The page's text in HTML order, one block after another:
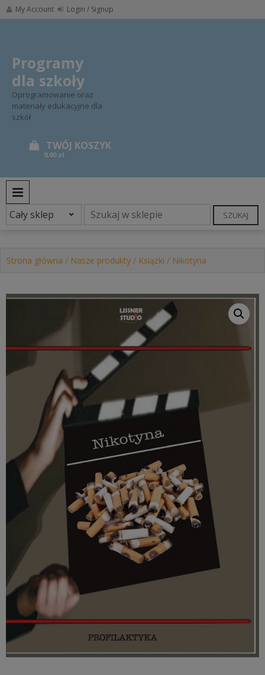
Skip
to
My Account Login / Signup
Programy
dla szkoły
Oprogramowanie oraz
materiały edukacyjne dla
szkół
0,00 zł
SZUKAJ
Strona główna / Nasze produkty / Książki / Nikotyna